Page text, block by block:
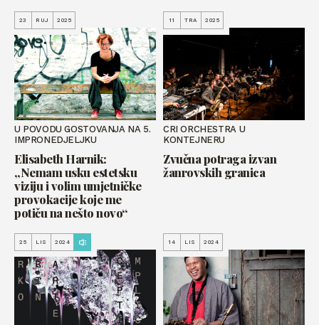
23 RUJ 2025
U POVODU GOSTOVANJA NA 5.
IMPRONEDJELJKU
Elisabeth Harnik:
„Nemam usku estetsku
viziju i volim umjetničke
provokacije koje me
potiču na nešto novo“
11 TRA 2025
CRI ORCHESTRA U
KONTEJNERU
Zvučna potraga izvan
žanrovskih granica
25 LIS 2024 14 LIS 2024